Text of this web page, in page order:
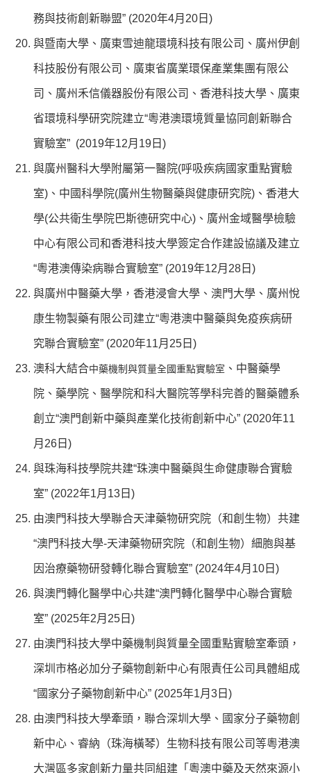
務與技術創新聯盟” (2020年4月20日)
與暨南大學、廣東雪迪龍環境科技有限公司、廣州伊創
科技股份有限公司、廣東省廣業環保產業集團有限公
司、廣州禾信儀器股份有限公司、香港科技大學、廣東
省環境科學研究院建立“粵港澳環境質量協同創新聯合
實驗室” (2019年12月19日)
與廣州醫科大學附屬第一醫院(呼吸疾病國家重點實驗
室)、中國科學院(廣州生物醫藥與健康研究院)、香港大
學(公共衛生學院巴斯德研究中心)、廣州金域醫學檢驗
中心有限公司和香港科技大學簽定合作建設協議及建立
“粵港澳傳染病聯合實驗室” (2019年12月28日)
與廣州中醫藥大學，香港浸會大學、澳門大學、廣州悅
康生物製藥有限公司建立“粵港澳中醫藥與免疫疾病研
究聯合實驗室” (2020年11月25日)
澳科大結合中藥機制與質量全國重點實驗室 、中醫藥學
院、藥學院、醫學院和科大醫院等學科完善的醫藥體系
創立“澳門創新中藥與產業化技術創新中心” (2020年11
月26日)
與珠海科技學院共建“珠澳中醫藥與生命健康聯合實驗
室” (2022年1月13日)
由澳門科技大學聯合天津藥物研究院（和創生物）共建
“澳門科技大學-天津藥物研究院（和創生物）細胞與基
因治療藥物研發轉化聯合實驗室” (2024年4月10日)
與澳門轉化醫學中心共建“澳門轉化醫學中心聯合實驗
室” (2025年2月25日)
由澳門科技大學中藥機制與質量全國重點實驗室牽頭，
深圳市格必加分子藥物創新中心有限責任公司具體組成
“國家分子藥物創新中心” (2025年1月3日)
由澳門科技大學牽頭，聯合深圳大學、國家分子藥物創
新中心、睿納（珠海橫琴）生物科技有限公司等粵港澳
大灣區多家創新力量共同組建「粵澳中藥及天然來源小